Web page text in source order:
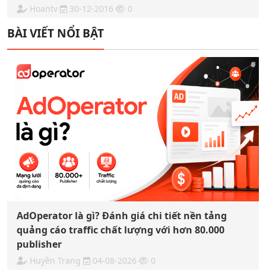
Hoantv 30-12-2016 0
BÀI VIẾT NỔI BẬT
AdOperator là gì? Đánh giá chi tiết nền tảng
quảng cáo traffic chất lượng với hơn 80.000
publisher
Huyền Trang 04-08-2026 0